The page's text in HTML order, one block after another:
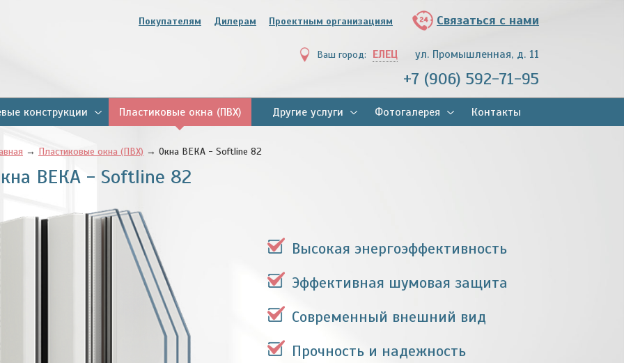
Покупателям Дилерам Проектным организациям Связаться с нами
Ваш город: ЕЛЕЦ ул. Промышленная, д. 11
+7 (906) 592-71-95
конструкции Пластиковые окна (ПВХ) Другие услуги Фотогалерея Контакты
→ Пластиковые окна (ПВХ) → Окна ВЕКА - Softline 82
ВЕКА - Softline 82
Высокая энергоэффективность
Эффективная шумовая защита
Современный внешний вид
Прочность и надежность